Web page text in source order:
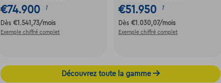
€74.900 1
Dès €1.541,73/mois
Exemple chiffré complet
€51.950 1
Dès €1.030,07/mois
Exemple chiffré complet
Découvrez toute la gamme